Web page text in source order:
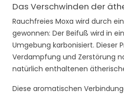
Das Verschwinden der
Rauchfreies Moxa wird durch
gewonnen: Der Beifuß wird in
Umgebung karbonisiert. Dieser
Verdampfung und Zerstörung
natürlich enthaltenen
Diese aromatischen